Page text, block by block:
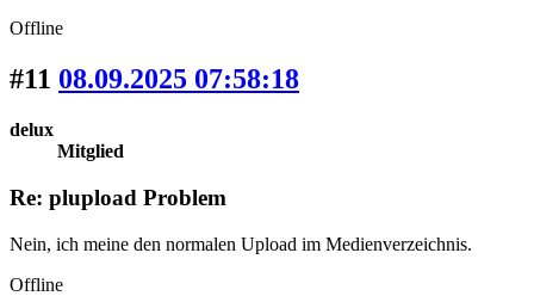
Offline
#11 08.09.2025 07:58:18
delux
Mitglied
Re: plupload Problem
Nein, ich meine den normalen Upload im Medienverzeichnis.
Offline